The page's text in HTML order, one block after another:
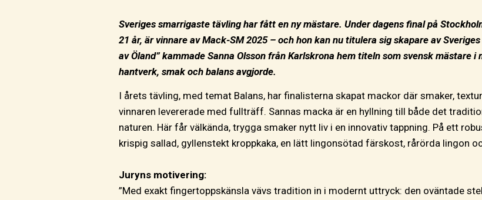
Sveriges smarrigaste tävling har fått en ny mästare. Under dagens final på
21 år, är vinnare av Mack-SM 2025 – och hon kan nu titulera sig skapare av
av Öland” kammade Sanna Olsson från Karlskrona hem titeln som svensk mästare
hantverk, smak och balans avgjorde.
I årets tävling, med temat Balans, har finalisterna skapat mackor där smaker,
vinnaren levererade med fullträff. Sannas macka är en hyllning till både det
naturen. Här får välkända, trygga smaker nytt liv i en innovativ tappning. På ett
krispig sallad, gyllenstekt kroppkaka, en lätt lingonsötad färskost, rårörda lingon
Juryns motivering:
”Med exakt fingertoppskänsla vävs tradition in i modernt uttryck: den oväntade